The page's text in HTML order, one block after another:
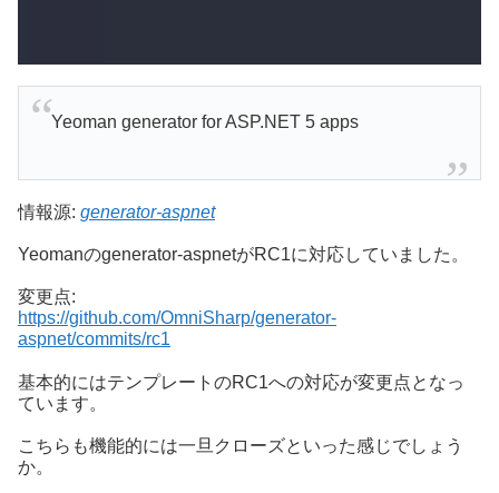
Yeoman generator for ASP.NET 5 apps
情報源: generator-aspnet
Yeomanのgenerator-aspnetがRC1に対応していました。
変更点:
https://github.com/OmniSharp/generator-
aspnet/commits/rc1
基本的にはテンプレートのRC1への対応が変更点となっ
ています。
こちらも機能的には一旦クローズといった感じでしょう
か。